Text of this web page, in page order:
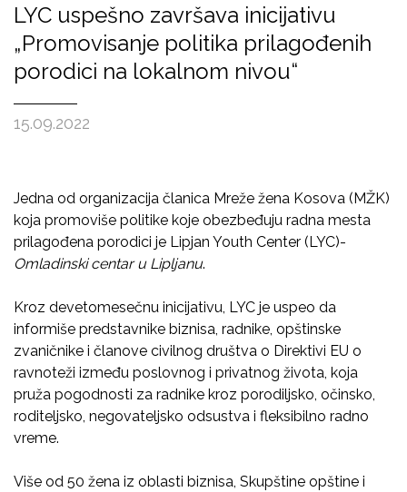
LYC uspešno završava inicijativu
„Promovisanje politika prilagođenih
porodici na lokalnom nivou“
15.09.2022
Jedna od organizacija članica Mreže žena Kosova (MŽK)
koja promoviše politike koje obezbeđuju radna mesta
prilagođena porodici je Lipjan Youth Center (LYC)-
Omladinski centar u Lipljanu.
Kroz devetomesečnu inicijativu, LYC je uspeo da
informiše predstavnike biznisa, radnike, opštinske
zvaničnike i članove civilnog društva o Direktivi EU o
ravnoteži između poslovnog i privatnog života, koja
pruža pogodnosti za radnike kroz porodiljsko, očinsko,
roditeljsko, negovateljsko odsustva i fleksibilno radno
vreme.
Više od 50 žena iz oblasti biznisa, Skupštine opštine i